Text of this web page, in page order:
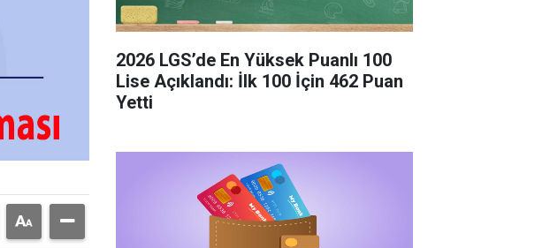
2026 LGS’de En Yüksek Puanlı 100
Lise Açıklandı: İlk 100 İçin 462 Puan
Yetti